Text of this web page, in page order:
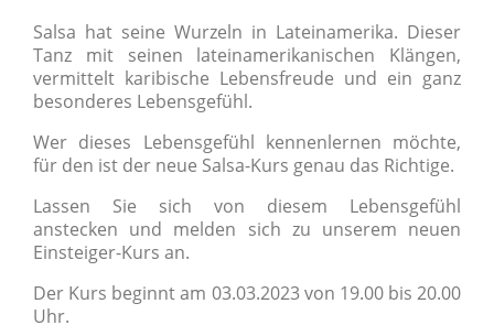
Salsa hat seine Wurzeln in Lateinamerika. Dieser
Tanz mit seinen lateinamerikanischen Klängen,
vermittelt karibische Lebensfreude und ein ganz
besonderes Lebensgefühl.
Wer dieses Lebensgefühl kennenlernen möchte,
für den ist der neue Salsa-Kurs genau das Richtige.
Lassen Sie sich von diesem Lebensgefühl
anstecken und melden sich zu unserem neuen
Einsteiger-Kurs an.
Der Kurs beginnt am 03.03.2023 von 19.00 bis 20.00
Uhr.